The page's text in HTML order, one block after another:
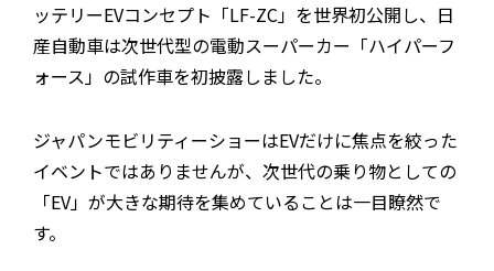
ッテリーEVコンセプト「LF-ZC」を世界初公開し、日
産自動車は次世代型の電動スーパーカー「ハイパーフ
ォース」の試作車を初披露しました。
ジャパンモビリティーショーはEVだけに焦点を絞った
イベントではありませんが、次世代の乗り物としての
「EV」が大きな期待を集めていることは一目瞭然で
す。